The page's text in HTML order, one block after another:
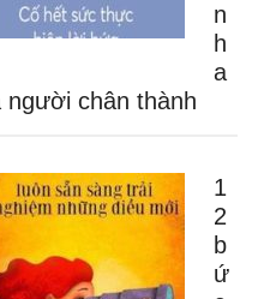
n
h
a
chân thành
1
2
b
ứ